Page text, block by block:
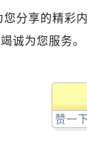
您分享的精彩
诚为您服务。
赞一下